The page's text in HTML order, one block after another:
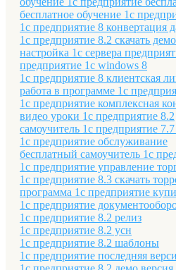
бесплатное обучение 1с
1с предприятие 8 конвертация
1с предприятие 8.2 скачать демо
настройка 1с сервера
предприятие 1с windows 8
1с предприятие 8 клиентская
работа в программе 1с
1с предприятие комплексная
видео уроки 1с предприятие 8.2
самоучитель 1с предприятие
1с предприятие обслуживание
бесплатный самоучитель 1с
1с предприятие управление
1с предприятие 8.3 скачать
программа 1с предприятие
1с предприятие
1с предприятие 8.2 релиз
1с предприятие 8.2 усн
1с предприятие 8.2 шаблоны
1с предприятие последняя